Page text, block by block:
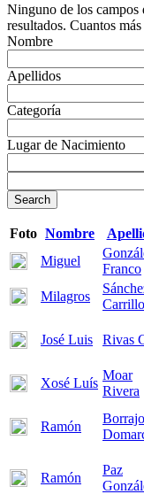
Ninguno de los campos
resultados. Cuantos
Nombre
Apellidos
Categoría
Lugar de Nacimiento
Foto Nombre
Miguel
Franco
Milagros
Carrillo
José Luis Rivas
Xosé Luís
Moar
Rivera
Ramón
Borrajo
Ramón
Paz